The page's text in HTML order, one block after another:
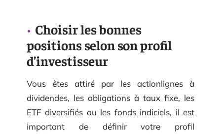
Choisir les bonnes
positions selon son profil
d’investisseur
Vous êtes attiré par les actionlignes à
dividendes, les obligations à taux fixe, les
ETF diversifiés ou les fonds indiciels, il est
important de définir votre profil